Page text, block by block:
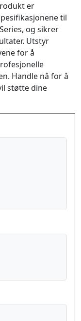
er
til
og sikrer
Utstyr
for å
Handle nå for å
støtte dine